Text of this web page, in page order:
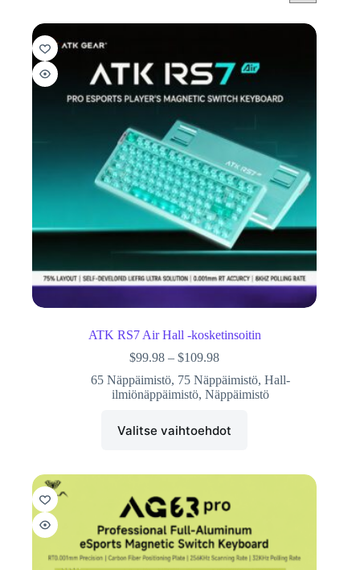
ATK RS7 Air Hall -kosketinsoitin
$99.98 – $109.98
65 Näppäimistö, 75 Näppäimistö,Hall-
ilmiönäppäimistö,Näppäimistö
Valitse vaihtoehdot